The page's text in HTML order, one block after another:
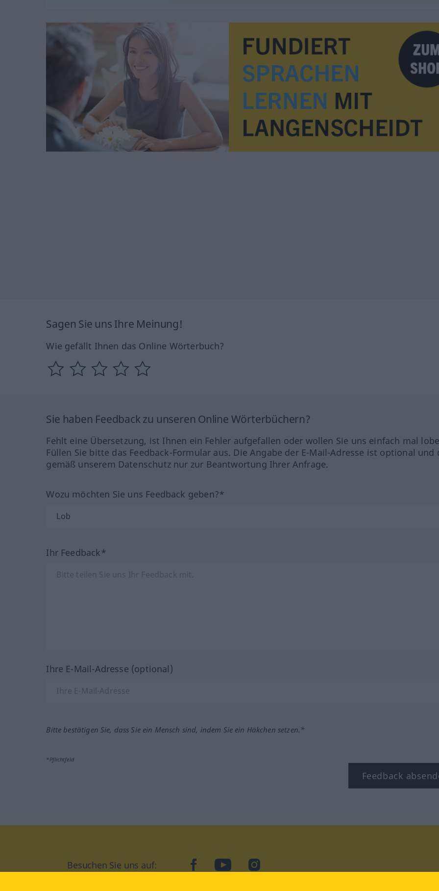
Sagen Sie uns Ihre Meinung!
Wie gefällt Ihnen das Online Wörterbuch?
Sie haben Feedback zu unseren Online Wörterbüchern?
Fehlt eine Übersetzung, ist Ihnen ein Fehler aufgefallen oder wollen Sie uns einfach mal
Füllen Sie bitte das Feedback-Formular aus. Die Angabe der E-Mail-Adresse ist optional und
gemäß unserem Datenschutz nur zur Beantwortung Ihrer Anfrage.
Wozu möchten Sie uns Feedback geben?*
Ihr Feedback*
Ihre E-Mail-Adresse (optional)
Bitte bestätigen Sie, dass Sie ein Mensch sind, indem Sie ein Häkchen setzen.*
*Pflichtfeld
Feedback
Besuchen Sie uns auf: facebookYouTubeInstagram